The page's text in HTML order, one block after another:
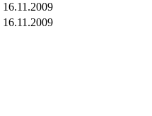
16.11.2009
16.11.2009